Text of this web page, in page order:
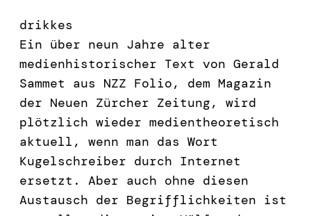
drikkes
Ein über neun Jahre alter
medienhistorischer Text von Gerald
Sammet aus NZZ Folio, dem Magazin
der Neuen Zürcher Zeitung, wird
plötzlich wieder medientheoretisch
aktuell, wenn man das Wort
Kugelschreiber durch Internet
ersetzt. Aber auch ohne diesen
Austausch der Begrifflichkeiten ist